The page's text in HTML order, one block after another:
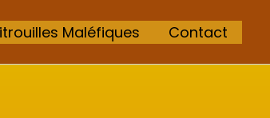
Maléfiques Contact